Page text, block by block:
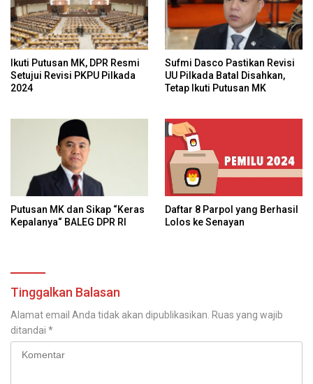
Ikuti Putusan MK, DPR Resmi
Setujui Revisi PKPU Pilkada
2024
Sufmi Dasco Pastikan Revisi
UU Pilkada Batal Disahkan,
Tetap Ikuti Putusan MK
Putusan MK dan Sikap “Keras
Kepalanya“ BALEG DPR RI
Daftar 8 Parpol yang Berhasil
Lolos ke Senayan
Tinggalkan Balasan
Alamat email Anda tidak akan dipublikasikan. Ruas yang wajib
ditandai *